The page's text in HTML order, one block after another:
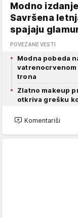
Modno
Savršena
spajaju
POVEZANE VESTI
Modna pobeda
trona
Zlatno makeup
otkriva grešku
Komentariši